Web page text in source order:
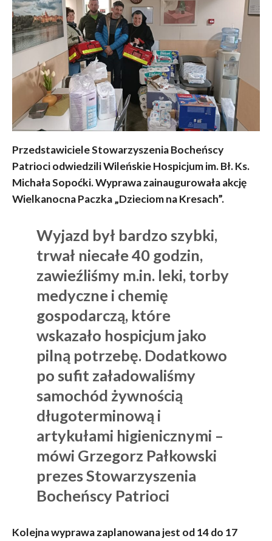
Przedstawiciele Stowarzyszenia Bocheńscy
Patrioci odwiedzili Wileńskie Hospicjum im. Bł. Ks.
Michała Sopoćki. Wyprawa zainaugurowała akcję
Wielkanocna Paczka „Dzieciom na Kresach”.
Wyjazd był bardzo szybki,
trwał niecałe 40 godzin,
zawieźliśmy m.in. leki, torby
medyczne i chemię
gospodarczą, które
wskazało hospicjum jako
pilną potrzebę. Dodatkowo
po sufit załadowaliśmy
samochód żywnością
długoterminową i
artykułami higienicznymi –
mówi Grzegorz Pałkowski
prezes Stowarzyszenia
Bocheńscy Patrioci
Kolejna wyprawa zaplanowana jest od 14 do 17